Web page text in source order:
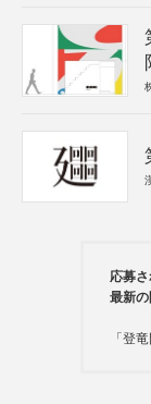
応募
最新の
「登